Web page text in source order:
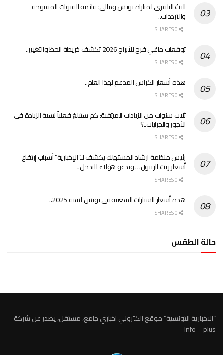
البث التلفزي لمباراة تونس ومالي: قائمة القنوات المفتوحة
والترددات..
توقعات ماغي فرح للأبراج 2026 تكشف خريطة الحظ والتغيير..
هذه أسعار الكراس المدعم لهذا العام..
ثلاث سنوات من الزيادات المرتقبة: كم ستبلغ فعلياً نسبة الزيادة في
الأجور والجرايات..؟
رئيس منظمة ارشاد المستهلك يكشف لـ”الإخبارية” أسباب إرتفاع
أسعار زيت الزيتون… ويدعو هؤلاء للتدخل..
هذه أسعار السيارات الشعبية في تونس لسنة 2025..
حالة الطقس
“الاخبارية التونسية” موقع الكتروني اخباري جامع، مستقل، يصدر عن شركة
info – plus